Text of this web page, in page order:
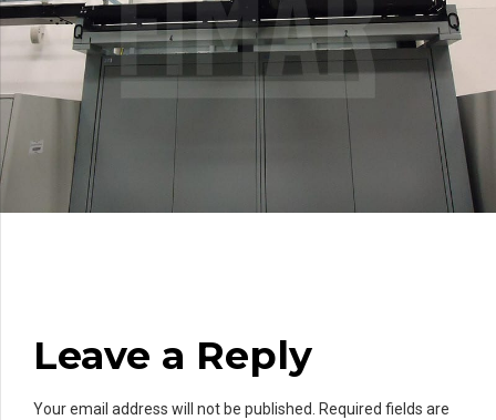
Leave a Reply
Your email address will not be published. Required fields are